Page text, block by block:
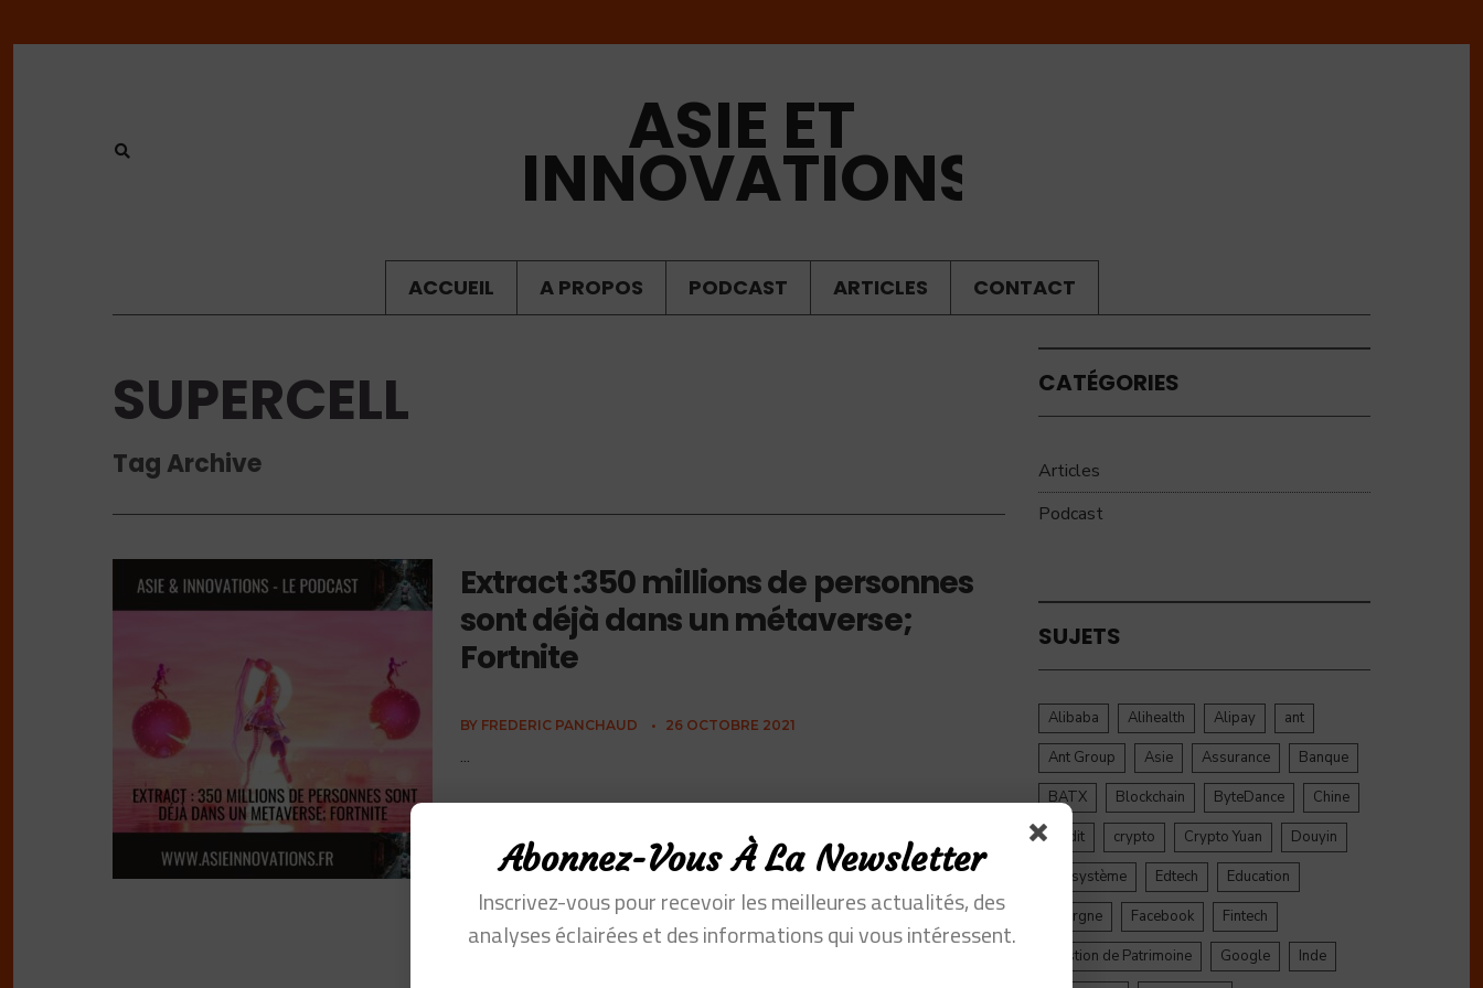
ASIE ET
INNOVATIONS
ACCUEIL A PROPOS PODCAST ARTICLES CONTACT
SUPERCELL
Tag Archive
Extract :350 millions de personnes
sont déjà dans un métaverse;
Fortnite
BY FREDERIC PANCHAUD • 26 OCTOBRE 2021
...
CATÉGORIES
Articles
Podcast
SUJETS
Alibaba Alihealth Alipay
ant
Ant Group
Asie Assurance
Banque
BATX
Blockchain ByteDance
Chine
credit
crypto Crypto Yuan
Douyin
Ecosystème
Edtech
Education
Epargne
Facebook
Fintech
Gestion de Patrimoine
Google
Inde
Abonnez-Vous À La Newsletter
Inscrivez-vous pour recevoir les meilleures actualités, des
analyses éclairées et des informations qui vous intéressent.